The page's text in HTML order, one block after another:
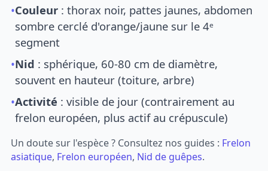
•Couleur : thorax noir, pattes jaunes, abdomen
sombre cerclé d'orange/jaune sur le 4ᵉ
segment
•Nid : sphérique, 60-80 cm de diamètre,
souvent en hauteur (toiture, arbre)
•Activité : visible de jour (contrairement au
frelon européen, plus actif au crépuscule)
Un doute sur l'espèce ? Consultez nos guides : Frelon
asiatique, Frelon européen, Nid de guêpes.